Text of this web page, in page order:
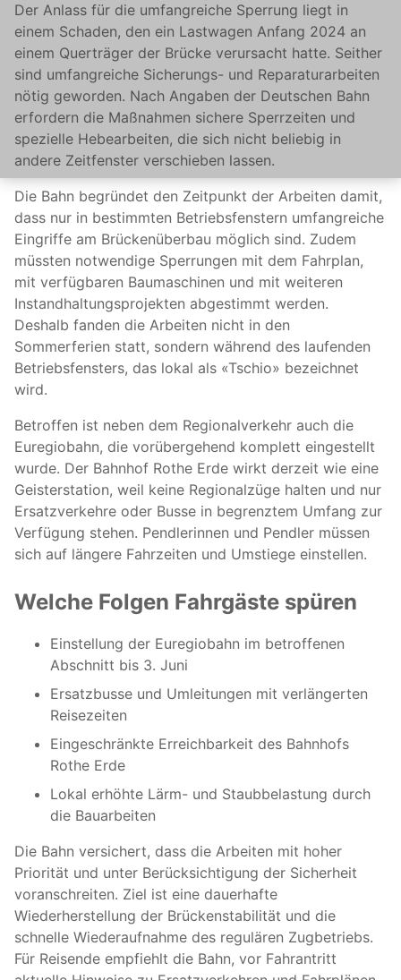
Der Anlass für die umfangreiche Sperrung liegt in
einem Schaden, den ein Lastwagen Anfang 2024 an
einem Querträger der Brücke verursacht hatte. Seither
sind umfangreiche Sicherungs- und Reparaturarbeiten
nötig geworden. Nach Angaben der Deutschen Bahn
erfordern die Maßnahmen sichere Sperrzeiten und
spezielle Hebearbeiten, die sich nicht beliebig in
andere Zeitfenster verschieben lassen.
Die Bahn begründet den Zeitpunkt der Arbeiten damit,
dass nur in bestimmten Betriebsfenstern umfangreiche
Eingriffe am Brückenüberbau möglich sind. Zudem
müssten notwendige Sperrungen mit dem Fahrplan,
mit verfügbaren Baumaschinen und mit weiteren
Instandhaltungsprojekten abgestimmt werden.
Deshalb fanden die Arbeiten nicht in den
Sommerferien statt, sondern während des laufenden
Betriebsfensters, das lokal als «Tschio» bezeichnet
wird.
Betroffen ist neben dem Regionalverkehr auch die
Euregiobahn, die vorübergehend komplett eingestellt
wurde. Der Bahnhof Rothe Erde wirkt derzeit wie eine
Geisterstation, weil keine Regionalzüge halten und nur
Ersatzverkehre oder Busse in begrenztem Umfang zur
Verfügung stehen. Pendlerinnen und Pendler müssen
sich auf längere Fahrzeiten und Umstiege einstellen.
Welche Folgen Fahrgäste spüren
Einstellung der Euregiobahn im betroffenen
Abschnitt bis 3. Juni
Ersatzbusse und Umleitungen mit verlängerten
Reisezeiten
Eingeschränkte Erreichbarkeit des Bahnhofs
Rothe Erde
Lokal erhöhte Lärm- und Staubbelastung durch
die Bauarbeiten
Die Bahn versichert, dass die Arbeiten mit hoher
Priorität und unter Berücksichtigung der Sicherheit
voranschreiten. Ziel ist eine dauerhafte
Wiederherstellung der Brückenstabilität und die
schnelle Wiederaufnahme des regulären Zugbetriebs.
Für Reisende empfiehlt die Bahn, vor Fahrantritt